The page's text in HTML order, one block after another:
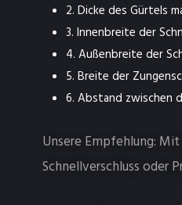
2. Dicke des Gürtels
3. Innenbreite der
4. Außenbreite der
5. Breite der
6. Abstand zwischen
Unsere Empfehlung:
Schnellverschluss oder